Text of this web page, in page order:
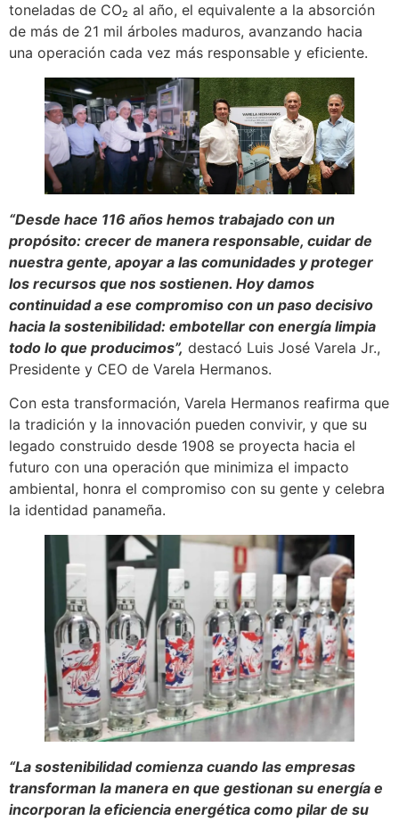
toneladas de CO₂ al año, el equivalente a la absorción
de más de 21 mil árboles maduros, avanzando hacia
una operación cada vez más responsable y eficiente.
“Desde hace 116 años hemos trabajado con un
propósito: crecer de manera responsable, cuidar de
nuestra gente, apoyar a las comunidades y proteger
los recursos que nos sostienen. Hoy damos
continuidad a ese compromiso con un paso decisivo
hacia la sostenibilidad: embotellar con energía limpia
todo lo que producimos”, destacó Luis José Varela Jr.,
Presidente y CEO de Varela Hermanos.
Con esta transformación, Varela Hermanos reafirma que
la tradición y la innovación pueden convivir, y que su
legado construido desde 1908 se proyecta hacia el
futuro con una operación que minimiza el impacto
ambiental, honra el compromiso con su gente y celebra
la identidad panameña.
“La sostenibilidad comienza cuando las empresas
transforman la manera en que gestionan su energía e
incorporan la eficiencia energética como pilar de su